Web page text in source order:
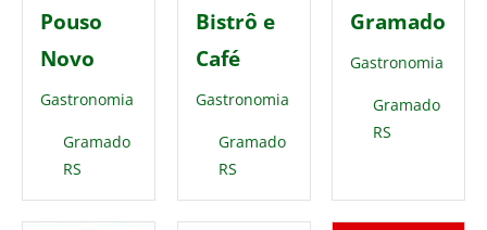
Pouso
Novo
Gastronomia
Gramado
RS
Bistrô e
Café
Gastronomia
Gramado
RS
Gramado
Gastronomia
Gramado
RS